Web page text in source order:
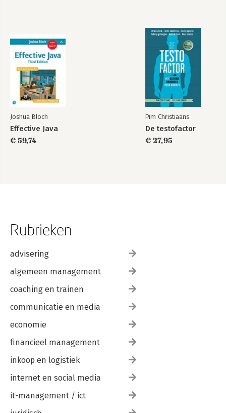
9.3 Dagelijkse routine
Epiloog
Over de auteur
Literatuur
Joshua Bloch
Effective Java
€ 59,74
Pim Christiaans
De testofactor
€ 27,95
Rubrieken
advisering
algemeen management
coaching en trainen
communicatie en media
economie
financieel management
inkoop en logistiek
internet en social media
it-management / ict